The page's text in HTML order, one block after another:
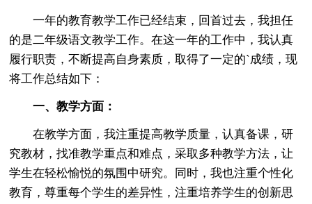
一年的教育教学工作已经结束，回首过去，我担任
的是二年级语文教学工作。在这一年的工作中，我认真
履行职责，不断提高自身素质，取得了一定的`成绩，现
将工作总结如下：
一、教学方面：
在教学方面，我注重提高教学质量，认真备课，研
究教材，找准教学重点和难点，采取多种教学方法，让
学生在轻松愉悦的氛围中研究。同时，我也注重个性化
教育，尊重每个学生的差异性，注重培养学生的创新思